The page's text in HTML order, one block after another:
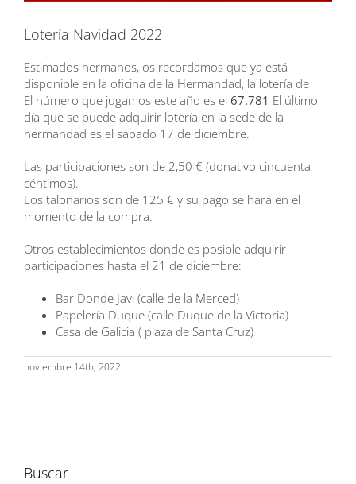
Lotería Navidad 2022
Estimados hermanos, os recordamos que ya está
disponible en la oficina de la Hermandad, la lotería de
El número que jugamos este año es el 67.781 El último
día que se puede adquirir lotería en la sede de la
hermandad es el sábado 17 de diciembre.
Las participaciones son de 2,50 € (donativo cincuenta
céntimos).
Los talonarios son de 125 € y su pago se hará en el
momento de la compra.
Otros establecimientos donde es posible adquirir
participaciones hasta el 21 de diciembre:
Bar Donde Javi (calle de la Merced)
Papelería Duque (calle Duque de la Victoria)
Casa de Galicia ( plaza de Santa Cruz)
noviembre 14th, 2022
Buscar